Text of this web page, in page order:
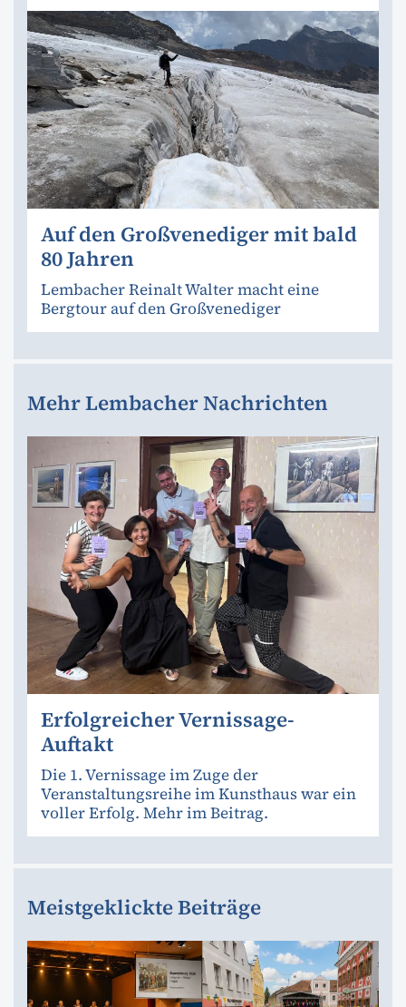
Auf den Großvenediger mit bald
80 Jahren
Lembacher Reinalt Walter macht eine
Bergtour auf den Großvenediger
Mehr Lembacher Nachrichten
Erfolgreicher Vernissage-
Auftakt
Die 1. Vernissage im Zuge der
Veranstaltungsreihe im Kunsthaus war ein
voller Erfolg. Mehr im Beitrag.
Meistgeklickte Beiträge